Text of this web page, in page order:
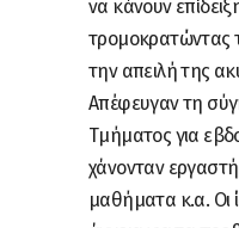
να κάνουν
τρομοκρατώντας
την απειλή της
Απέφευγαν τη
Τμήματος για
χάνονταν
μαθήματα κ.α. Οι